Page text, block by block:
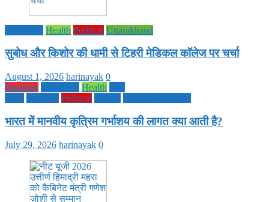
Health Political Uttarakhand
सुबोध और किशोर की धामी से टिहरी मेडिकल कॉलेज पर चर्चा
August 1, 2026 harinayak 0
Business
Health
Political
भारत में मानवीय कृत्रिम गर्भाशय की लागत क्या आती है?
July 29, 2026 harinayak 0